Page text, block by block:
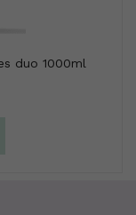
duo 1000ml